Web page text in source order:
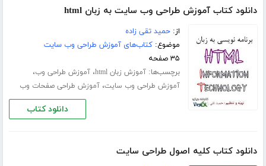
دانلود کتاب آموزش طراحی وب سایت به زبان html
از:حمید تقی زاده
موضوع:کتاب‌های آموزش طراحی وب سایت
۳۵ صفحه
برچسب‌ها:آموزش زبان html ،آموزش طراحی وب،
آموزش طراحی وب سایت،آموزش طراحی صفحات وب
دانلود کتاب
دانلود کتاب کلیه اصول طراحی سایت